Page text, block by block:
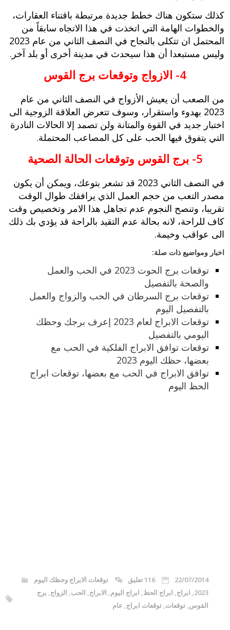
كذلك ستكون هناك خطط جديدة مرتبطة باقتناء العقارات،
والخطوات الهامة التي اتخذت في هذا الاتجاه سابقاً من
المحتمل ان تتكلى بالنجاح في النصف الثاني من عام 2023
وليس مستبعدا أن هذا سيحدث في مدينة أخرى أو بلد آخر.
4- الازواج وتوقعات برج القوس
من الصعب أن يعيش الأزواج في النصف الثاني من عام
2023 بهدوء واستقرار، وسوف تتعرض العلاقة الزوجية الى
اختبار جديد في القوة والمتانة ولن تصمد إلا الحالات النادرة
التي يتفوق فيها الحب على كل المصاعب المحتملة.
5- برج القوس وتوقعات الحالة الصحية
في النصف الثاني 2023 قد تشعر بتوعك، ويمكن أن يكون
مصدر التعب من حجم العمل الذي يرافقك طوال الوقت
تقريبا، وتنصح النجوم عدم تجاهل هذا الامر وتخصيص وقت
كاف للراحة، لانه بحالة عدم التقيد بالراحة قد يؤدي بك ذلك
الى عواقب وخيمة.
اخبار ومواضيع ذات صلة:
توقعات برج الحوت 2023 في الحب والعمل
والصحة بالتفصيل
توقعات برج السرطان في الحب والزواج والعمل
بالتفصيل اليوم
توقعات الابراج لعام 2023 إعرف برجك وحظك
اليومي بالتفصيل
توقعات توافق الابراج الفلكية في الحب مع
بعضها، حظك اليوم 2023
توافق الابراج في الحب مع بعضها، توقعات ابراج
الحظ اليوم
22/07/2014 116 تعليق
توقعات الابراج وحظك اليوم
2023
, ابراج, ابراج الحظ, ابراج اليوم, الابراج, الحب, الزواج, برج
القوس,توقعات,توقعات ابراج, عام